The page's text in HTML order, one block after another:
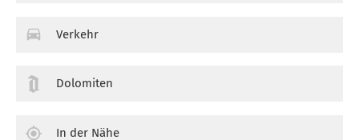
Verkehr
Dolomiten
In der Nähe